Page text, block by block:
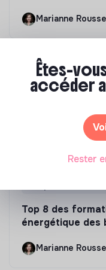
Marianne Roussel
Top 8 des
énergétique des
Marianne
Êtes-
accéder
Rester